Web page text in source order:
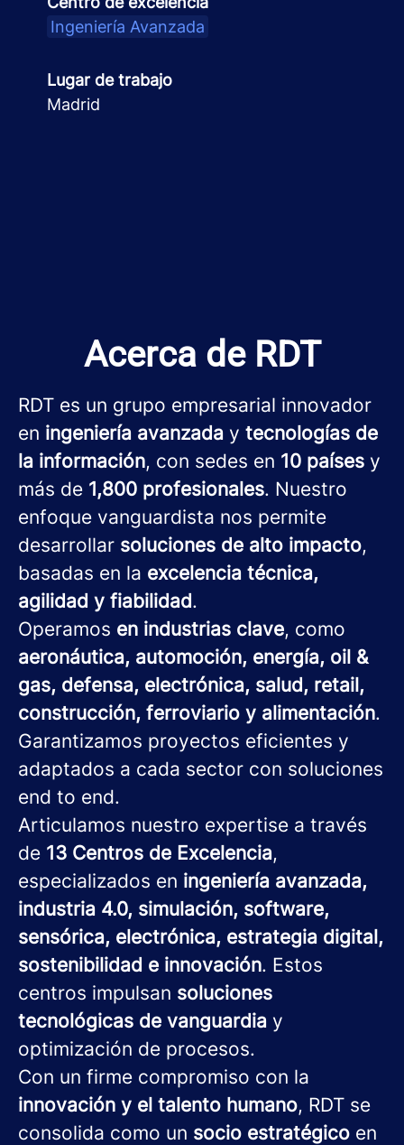
Ingeniería Avanzada
Lugar de trabajo
Madrid
Acerca de RDT
RDT es un grupo empresarial innovador
en ingeniería avanzada y tecnologías de
la información, con sedes en 10 países y
más de 1,800 profesionales. Nuestro
enfoque vanguardista nos permite
desarrollar soluciones de alto impacto,
basadas en la excelencia técnica,
agilidad y fiabilidad.
Operamos en industrias clave, como
aeronáutica, automoción, energía, oil &
gas, defensa, electrónica, salud, retail,
construcción, ferroviario y alimentación.
Garantizamos proyectos eficientes y
adaptados a cada sector con soluciones
end to end.
Articulamos nuestro expertise a través
de 13 Centros de Excelencia,
especializados en ingeniería avanzada,
industria 4.0, simulación, software,
sensórica, electrónica, estrategia digital,
sostenibilidad e innovación. Estos
centros impulsan soluciones
tecnológicas de vanguardia y
optimización de procesos.
Con un firme compromiso con la
innovación y el talento humano, RDT se
consolida como un socio estratégico en